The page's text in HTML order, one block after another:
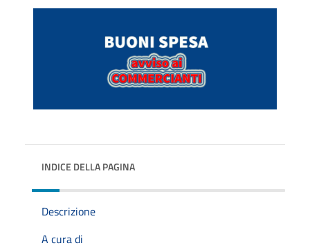
INDICE DELLA PAGINA
Descrizione
A cura di